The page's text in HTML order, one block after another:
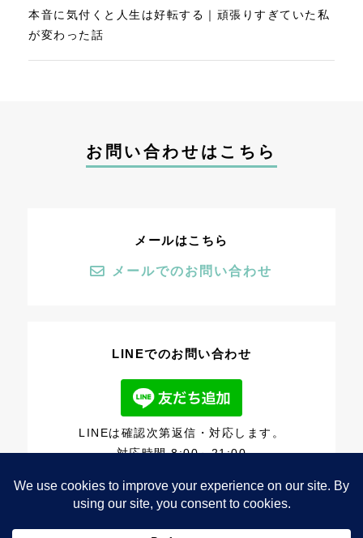
本音に気付くと人生は好転する｜頑張りすぎていた私
が変わった話
お問い合わせはこちら
メールはこちら
メールでのお問い合わせ
LINEでのお問い合わせ
LINEは確認次第返信・対応します。
対応時間 8:00～21:00